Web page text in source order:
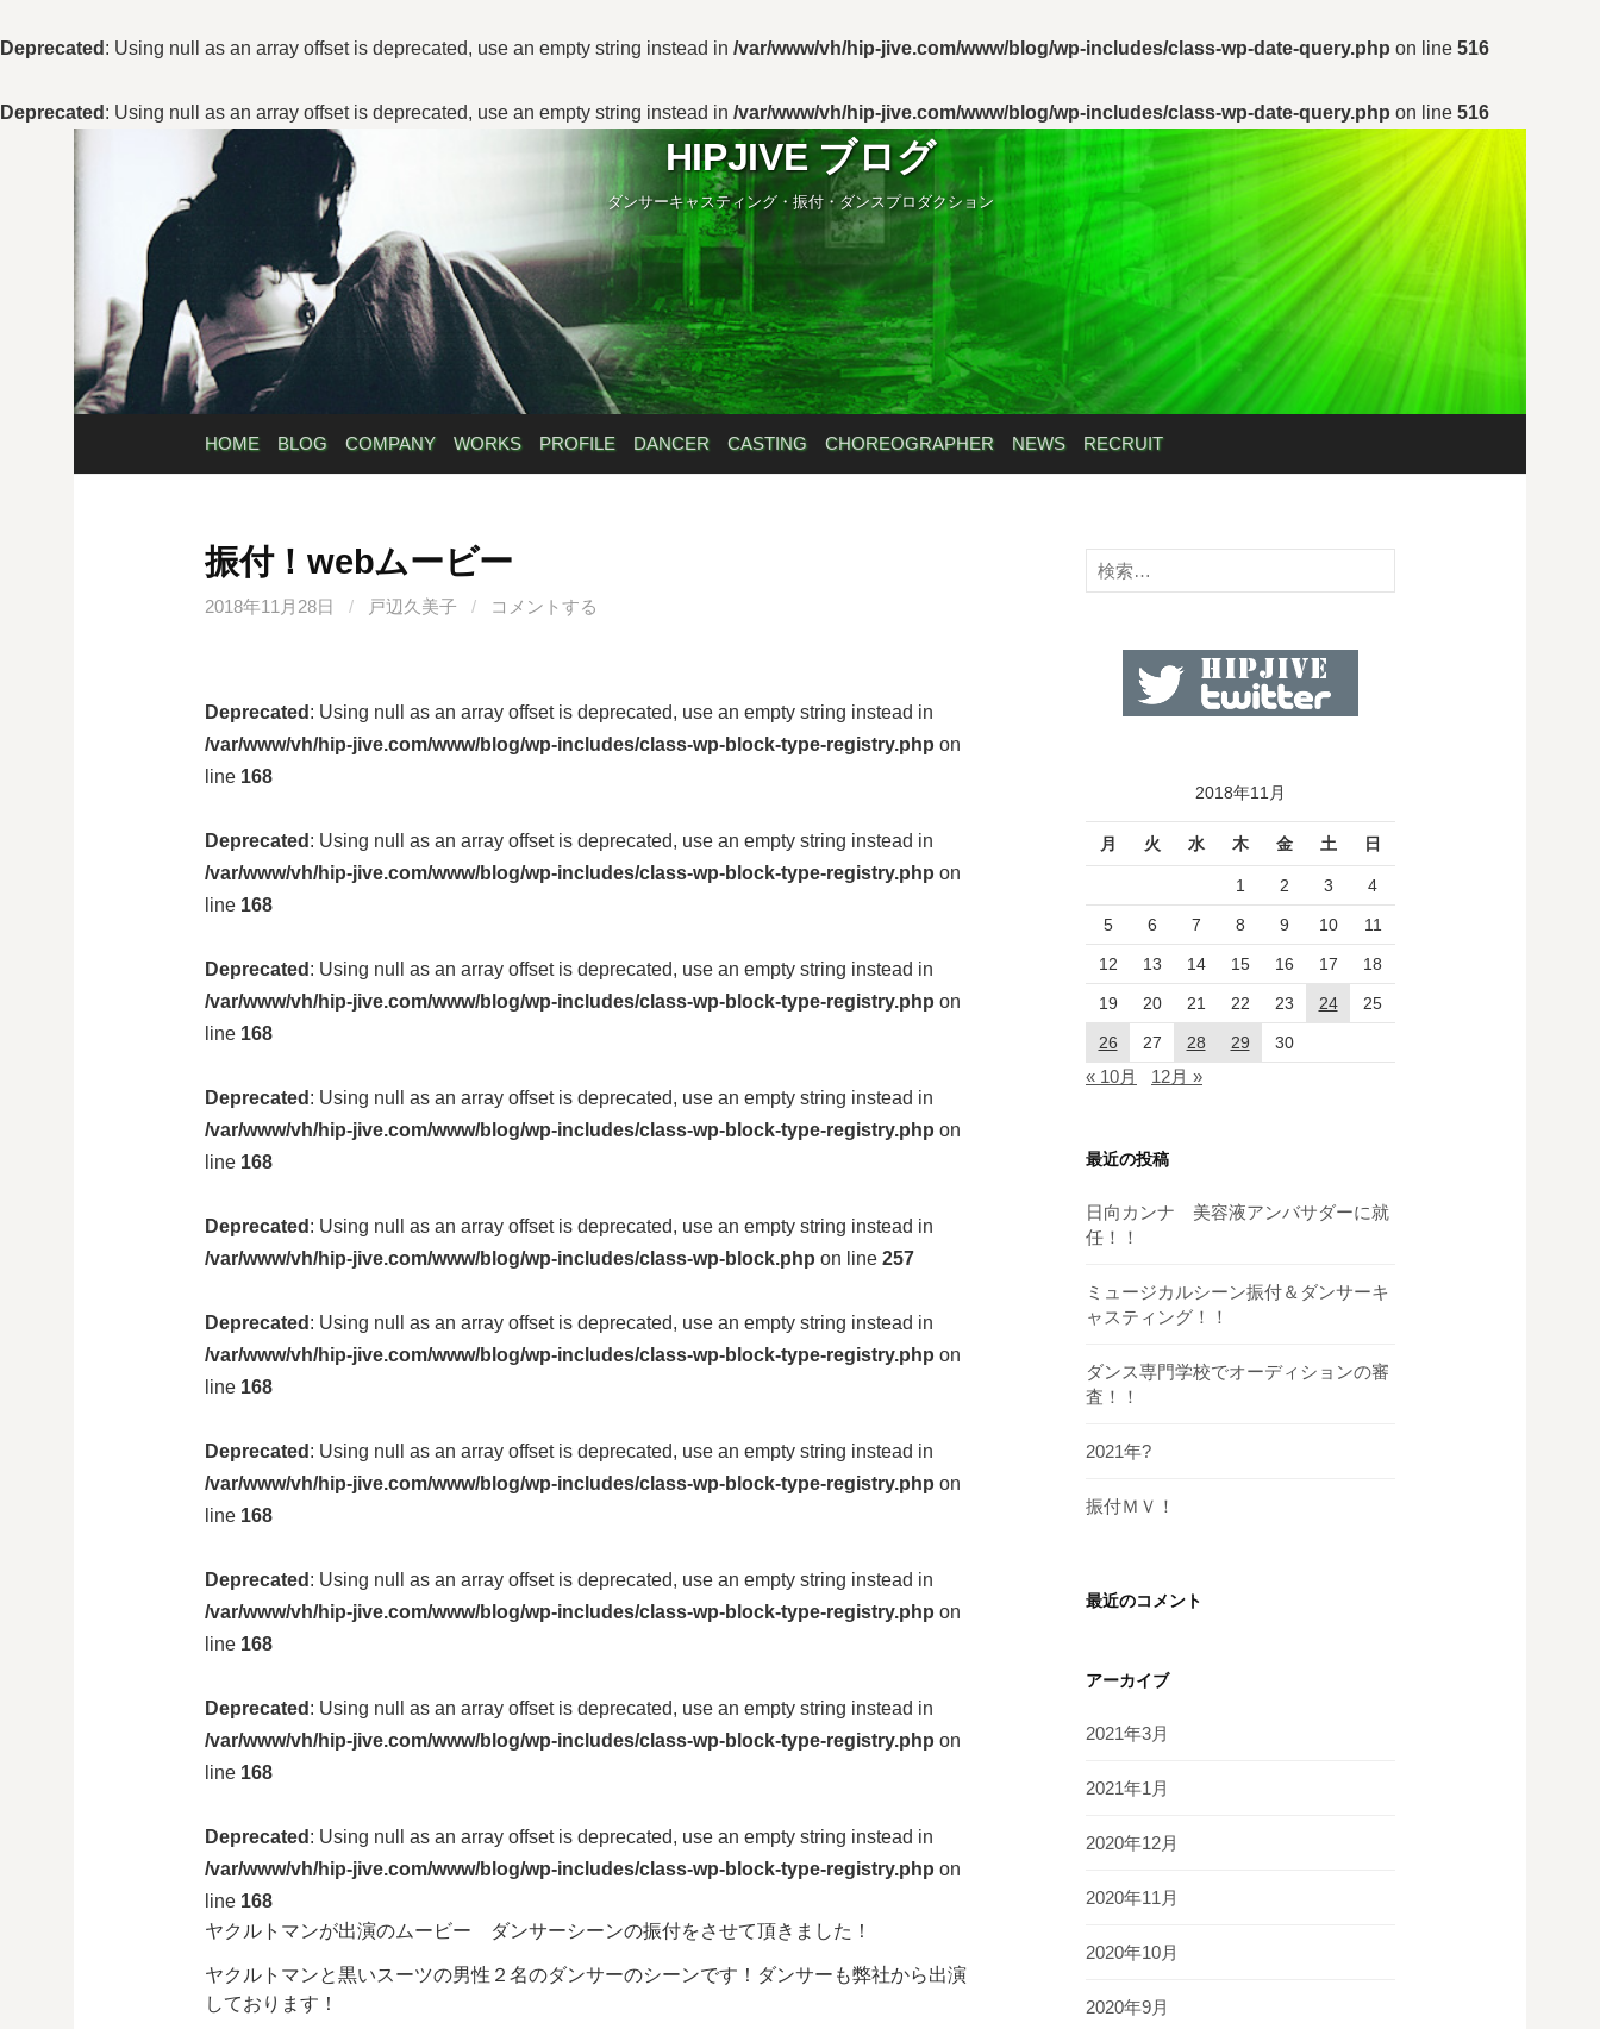
Deprecated : Using null as an array offset is deprecated, use an empty string instead in /var/www/vh/hip-jive.com/www/blog/wp-includes/class-wp-date-query.php on line 516
Deprecated : Using null as an array offset is deprecated, use an empty string instead in /var/www/vh/hip-jive.com/www/blog/wp-includes/class-wp-date-query.php on line 516
テ
ン
ツ
キ
ッ
HIPJIVE ブログ
ダンサーキャスティング・振付・ダンスプロダクション
HOME BLOG COMPANY WORKS PROFILE DANCER CASTING CHOREOGRAPHER NEWS RECRUIT
索:
振付！webムービー
2018年11月28日 / 戸辺久美子 / コメントする
Deprecated : Using null as an array offset is deprecated, use an empty string instead in
/var/www/vh/hip-jive.com/www/blog/wp-includes/class-wp-block-type-registry.php on
line 168
Deprecated : Using null as an array offset is deprecated, use an empty string instead in
/var/www/vh/hip-jive.com/www/blog/wp-includes/class-wp-block-type-registry.php on
line 168
Deprecated : Using null as an array offset is deprecated, use an empty string instead in
/var/www/vh/hip-jive.com/www/blog/wp-includes/class-wp-block-type-registry.php on
line 168
Deprecated : Using null as an array offset is deprecated, use an empty string instead in
/var/www/vh/hip-jive.com/www/blog/wp-includes/class-wp-block-type-registry.php on
line 168
Deprecated : Using null as an array offset is deprecated, use an empty string instead in
/var/www/vh/hip-jive.com/www/blog/wp-includes/class-wp-block.php on line 257
Deprecated : Using null as an array offset is deprecated, use an empty string instead in
/var/www/vh/hip-jive.com/www/blog/wp-includes/class-wp-block-type-registry.php on
line 168
Deprecated : Using null as an array offset is deprecated, use an empty string instead in
/var/www/vh/hip-jive.com/www/blog/wp-includes/class-wp-block-type-registry.php on
line 168
Deprecated : Using null as an array offset is deprecated, use an empty string instead in
/var/www/vh/hip-jive.com/www/blog/wp-includes/class-wp-block-type-registry.php on
line 168
Deprecated : Using null as an array offset is deprecated, use an empty string instead in
/var/www/vh/hip-jive.com/www/blog/wp-includes/class-wp-block-type-registry.php on
line 168
Deprecated : Using null as an array offset is deprecated, use an empty string instead in
/var/www/vh/hip-jive.com/www/blog/wp-includes/class-wp-block-type-registry.php on
line 168
ヤクルトマンが出演のムービー ダンサーシーンの振付をさせて頂きました！
ヤクルトマンと黒いスーツの男性２名のダンサーのシーンです！ダンサーも弊社から出演
しております！
検
索:
2018年11月
月 火 水 木 金 土 日
1 2 3 4
5 6 7 8 9 10 11
12 13 14 15 16 17 18
19 20 21 22 23 24 25
26 27 28 29 30
« 10月 12月 »
最近の投稿
日向カンナ 美容液アンバサダーに就
任！！
ミュージカルシーン振付＆ダンサーキ
ャスティング！！
ダンス専門学校でオーディションの審
査！！
2021年?
振付ＭＶ！
最近のコメント
アーカイブ
2021年3月
2021年1月
2020年12月
2020年11月
2020年10月
2020年9月